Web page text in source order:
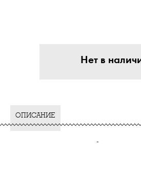
Нет в
ОПИСАНИЕ
-